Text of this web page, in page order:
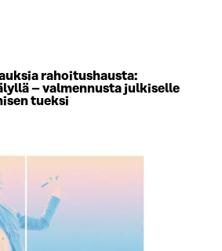
rahoitushausta:
– valmennusta julkiselle
tueksi